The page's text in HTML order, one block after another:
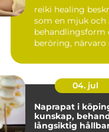
reiki healing
som en mjuk och
behandlingsform
beröring, närvaro
04. jul
Naprapat i
kunskap,
långsiktig